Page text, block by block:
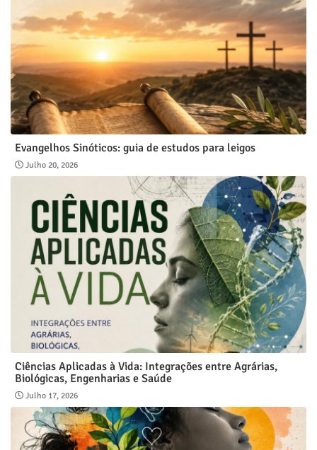
Evangelhos Sinóticos: guia de estudos para leigos
Julho 20, 2026
Ciências Aplicadas à Vida: Integrações entre Agrárias,
Biológicas, Engenharias e Saúde
Julho 17, 2026